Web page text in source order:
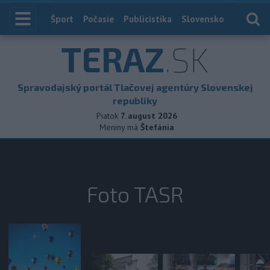
Index
Šport Počasie Publicistika Slovensko
TERAZ.SK
Spravodajský portál Tlačovej agentúry Slovenskej
republiky
Piatok 7. august 2026
Meniny má Štefánia
Foto TASR